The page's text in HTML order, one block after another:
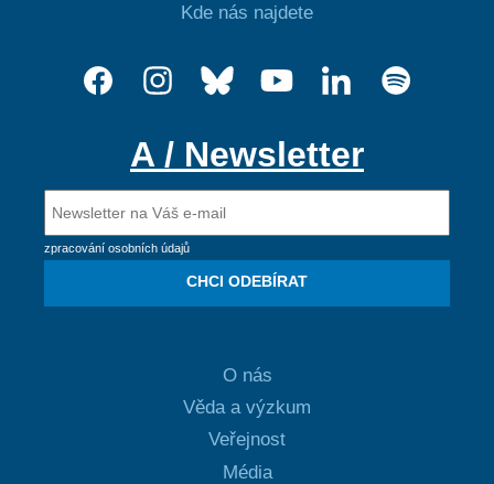
Kde nás najdete
A / Newsletter
zpracování osobních údajů
CHCI ODEBÍRAT
O nás
Věda a výzkum
Veřejnost
Média